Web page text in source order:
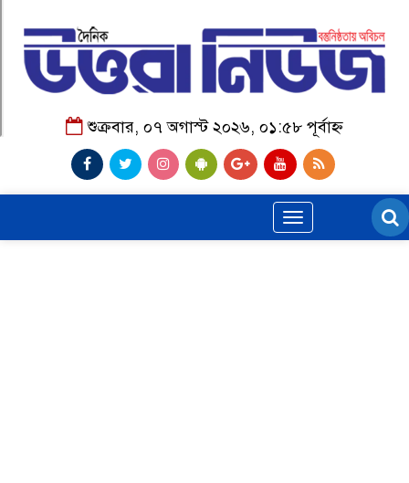
শুক্রবার, ০৭ অগাস্ট ২০২৬, ০১:৫৮ পূর্বাহ্ন
Toggle
navigation